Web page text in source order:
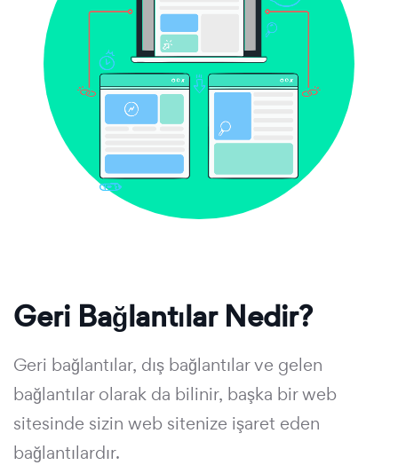
Geri Bağlantılar Nedir?
Geri bağlantılar, dış bağlantılar ve gelen
bağlantılar olarak da bilinir, başka bir web
sitesinde sizin web sitenize işaret eden
bağlantılardır.